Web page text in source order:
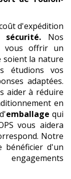
d'expédition
sécurité. Nos
vous offrir un
soient la nature
étudions vos
adaptées.
aider à réduire
en
emballage qui
vous aidera
Notre
bénéficier d'un